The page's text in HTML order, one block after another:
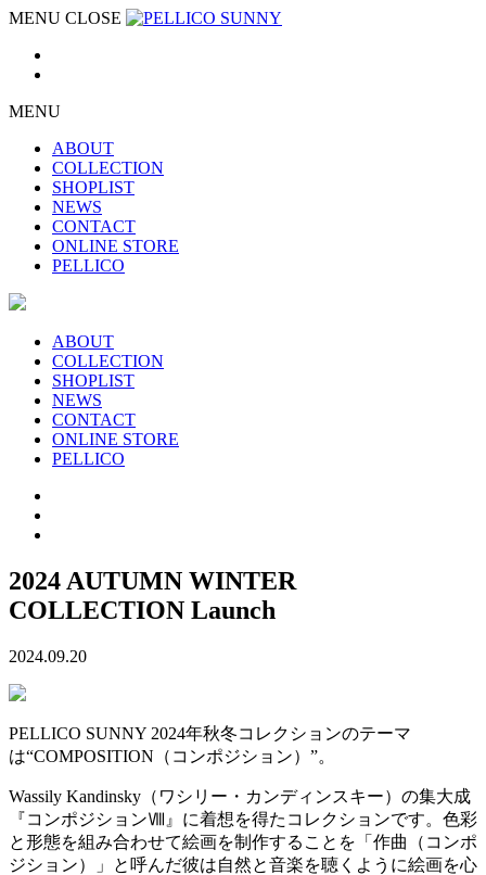
MENU CLOSE
MENU
ABOUT
COLLECTION
SHOPLIST
NEWS
CONTACT
ONLINE STORE
PELLICO
ABOUT
COLLECTION
SHOPLIST
NEWS
CONTACT
ONLINE STORE
PELLICO
2024 AUTUMN WINTER
COLLECTION Launch
2024.09.20
PELLICO SUNNY 2024年秋冬コレクションのテーマ
は“COMPOSITION（コンポジション）”。
Wassily Kandinsky（ワシリー・カンディンスキー）の集大成
『コンポジションⅧ』に着想を得たコレクションです。色彩
と形態を組み合わせて絵画を制作することを「作曲（コンポ
ジション）」と呼んだ彼は自然と音楽を聴くように絵画を心